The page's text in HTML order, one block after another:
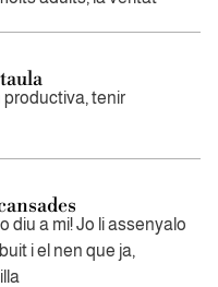
tenir
diu a mi! Jo li assenyalo
i el nen que ja,